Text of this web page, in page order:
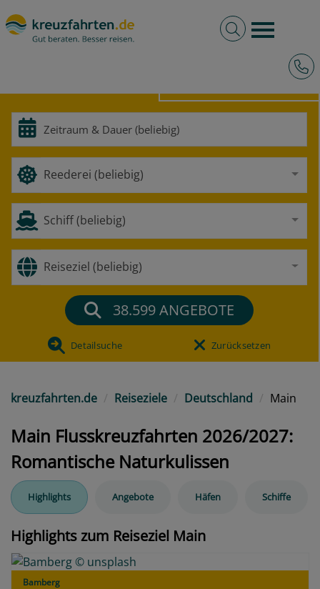
Burger
Volltextsuche
Reederei (beliebig)
Schiff (beliebig)
Reiseziel (beliebig)
38.599ANGEBOTE
Detailsuche Zurücksetzen
kreuzfahrten.de Reiseziele Deutschland Main
Main Flusskreuzfahrten 2026/2027:
Romantische Naturkulissen
Highlights Angebote Häfen Schiffe
Highlights zum Reiseziel Main
Bamberg